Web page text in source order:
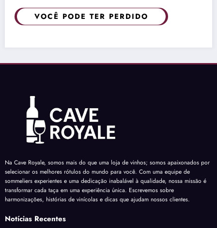
VOCÊ PODE TER PERDIDO
Na Cave Royale, somos mais do que uma loja de vinhos; somos apaixonados por
selecionar os melhores rótulos do mundo para você. Com uma equipe de
sommeliers experientes e uma dedicação inabalável à qualidade, nossa missão é
transformar cada taça em uma experiência única. Escrevemos sobre
harmonizações, histórias de vinícolas e dicas que ajudam nossos clientes.
Notícias Recentes